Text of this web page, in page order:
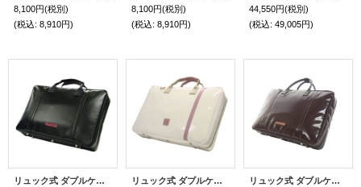
8,100円(税別)
(税込: 8,910円)
8,100円(税別)
(税込: 8,910円)
44,550円(税別)
(税込: 49,005円)
リュック式 ダブルケースガード「Gabriel 2/wf」（オーボエ・フルート・クラリネット対応）マットブラック
リュック式 ダブルケースガード「Gabriel 2/wf」（オーボエ・フルート・クラリネット対応） オフホワイトスペシャルコーティング / ピンク
リュック式 ダブルケースガード「Gabriel 3/wf」（オーボエ・フルート・クラリネット対応）チョコ本革丸ハンドル / キャメル